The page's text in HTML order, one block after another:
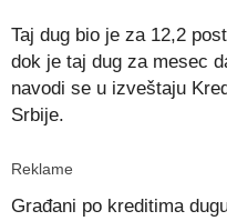
Taj dug bio je za 12,2
dok je taj dug za mesec
navodi se u izveštaju
Srbije.
Reklame
Građani po kreditima